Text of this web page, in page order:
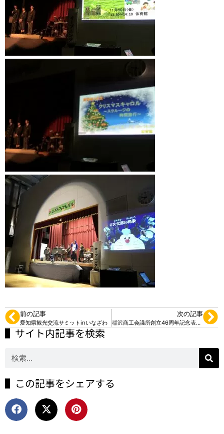
前の記事
愛知県観光交流サミットinいなざわ
次の記事
稲沢商工会議所創立46周年記念表彰式
▌サイト内記事を検索
▌この記事をシェアする